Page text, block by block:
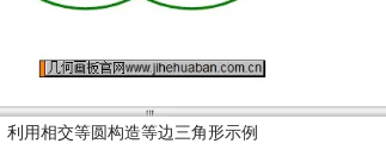
利用相交等圆构造等边三角形示例